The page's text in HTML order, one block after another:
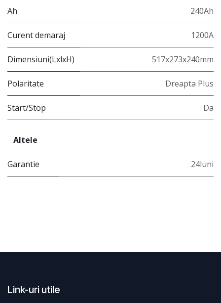
Ah 240Ah
Curent demaraj 1200A
Dimensiuni(LxlxH) 517x273x240mm
Polaritate Dreapta Plus
Start/Stop Da
Altele
Garantie 24luni
Link-uri utile